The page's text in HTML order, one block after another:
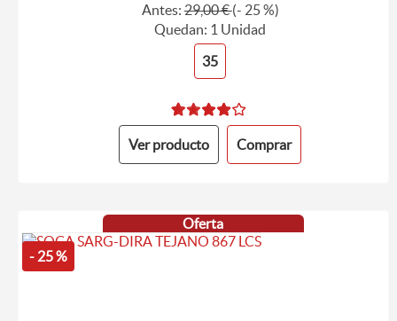
Antes:29,00 €(- 25 %)
Quedan: 1 Unidad
35
Ver producto Comprar
Oferta
- 25 %